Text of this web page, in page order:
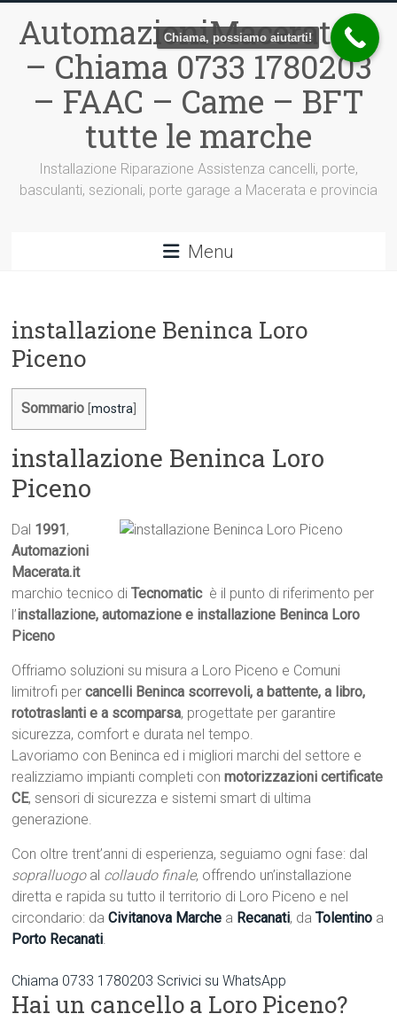
contenuto
AutomazioniMacerata.it
– Chiama 0733 1780203
– FAAC – Came – BFT
tutte le marche
Installazione Riparazione Assistenza cancelli, porte,
basculanti, sezionali, porte garage a Macerata e provincia
Menu
installazione Beninca Loro
Piceno
Sommario [mostra
installazione Beninca Loro
Piceno
Dal 1991 ,
Automazioni
Macerata.it
marchio tecnico diTecnomatic  è il punto di riferimento per
l’installazione, automazione e installazione Beninca Loro
Piceno
Offriamo soluzioni su misura a Loro Piceno e Comuni
limitrofi percancelli Beninca scorrevoli, a battente, a libro,
rototraslanti e a scomparsa, progettate per garantire
sicurezza, comfort e durata nel tempo.
Lavoriamo con Beninca ed i migliori marchi del settore e
realizziamo impianti completi conmotorizzazioni certificate
CE, sensori di sicurezza e sistemi smart di ultima
generazione.
Con oltre trent’anni di esperienza, seguiamo ogni fase: dal
sopralluogo al collaudo finale, offrendo un’installazione
diretta e rapida su tutto il territorio di Loro Piceno e nel
circondario: daCivitanova Marche a Recanati, daTolentino a
Porto Recanati.
Chiama 0733 1780203 Scrivici su WhatsApp
Hai un cancello a Loro Piceno?
Chiama, possiamo aiutarti!